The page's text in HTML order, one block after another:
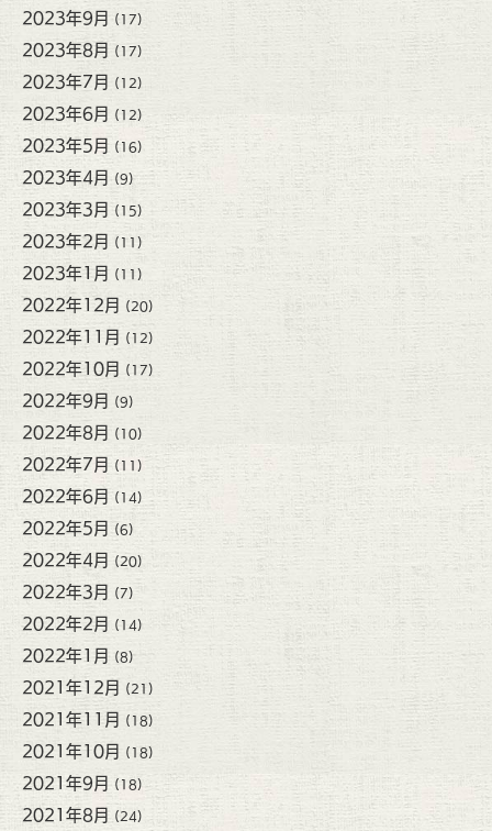
2023年9月 (17)
2023年8月 (17)
2023年7月 (12)
2023年6月 (12)
2023年5月 (16)
2023年4月 (9)
2023年3月 (15)
2023年2月 (11)
2023年1月 (11)
2022年12月 (20)
2022年11月 (12)
2022年10月 (17)
2022年9月 (9)
2022年8月 (10)
2022年7月 (11)
2022年6月 (14)
2022年5月 (6)
2022年4月 (20)
2022年3月 (7)
2022年2月 (14)
2022年1月 (8)
2021年12月 (21)
2021年11月 (18)
2021年10月 (18)
2021年9月 (18)
2021年8月 (24)